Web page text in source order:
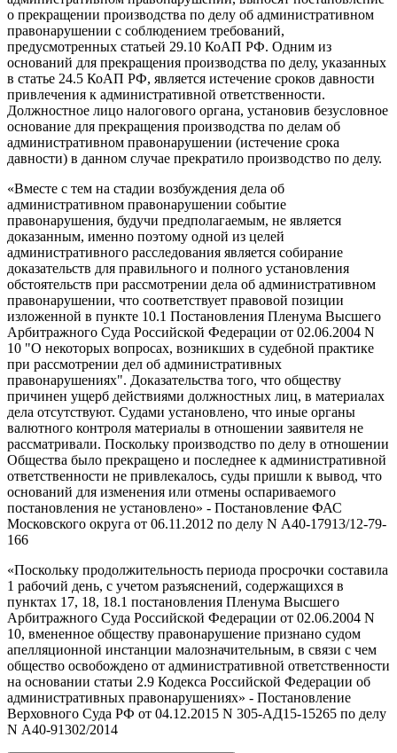
о прекращении производства по делу об административном
правонарушении с соблюдением требований,
предусмотренных статьей 29.10 КоАП РФ. Одним из
оснований для прекращения производства по делу, указанных
в статье 24.5 КоАП РФ, является истечение сроков давности
привлечения к административной ответственности.
Должностное лицо налогового органа, установив безусловное
основание для прекращения производства по делам об
административном правонарушении (истечение срока
давности) в данном случае прекратило производство по делу.
«Вместе с тем на стадии возбуждения дела об
административном правонарушении событие
правонарушения, будучи предполагаемым, не является
доказанным, именно поэтому одной из целей
административного расследования является собирание
доказательств для правильного и полного установления
обстоятельств при рассмотрении дела об административном
правонарушении, что соответствует правовой позиции
изложенной в пункте 10.1 Постановления Пленума Высшего
Арбитражного Суда Российской Федерации от 02.06.2004 N
10 "О некоторых вопросах, возникших в судебной практике
при рассмотрении дел об административных
правонарушениях". Доказательства того, что обществу
причинен ущерб действиями должностных лиц, в материалах
дела отсутствуют. Судами установлено, что иные органы
валютного контроля материалы в отношении заявителя не
рассматривали. Поскольку производство по делу в отношении
Общества было прекращено и последнее к административной
ответственности не привлекалось, суды пришли к вывод, что
оснований для изменения или отмены оспариваемого
постановления не установлено» - Постановление ФАС
Московского округа от 06.11.2012 по делу N А40-17913/12-79-
166
«Поскольку продолжительность периода просрочки составила
1 рабочий день, с учетом разъяснений, содержащихся в
пунктах 17, 18, 18.1 постановления Пленума Высшего
Арбитражного Суда Российской Федерации от 02.06.2004 N
10, вмененное обществу правонарушение признано судом
апелляционной инстанции малозначительным, в связи с чем
общество освобождено от административной ответственности
на основании статьи 2.9 Кодекса Российской Федерации об
административных правонарушениях» - Постановление
Верховного Суда РФ от 04.12.2015 N 305-АД15-15265 по делу
N А40-91302/2014